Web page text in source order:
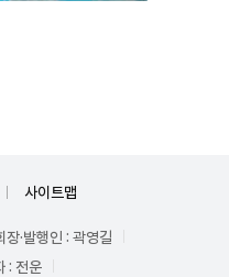
사이트맵
장·발행인 : 곽영길
: 전운